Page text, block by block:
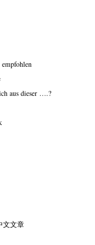
aus dieser ….?
文文章